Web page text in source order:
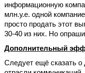
информационную
млн.у.е. одной
просто продать этот
30-40 из них. Но
Дополнительный
Следует ещё сказать о